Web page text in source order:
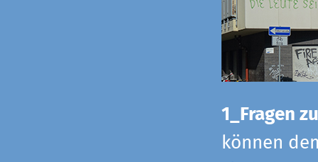
1_Fragen
können